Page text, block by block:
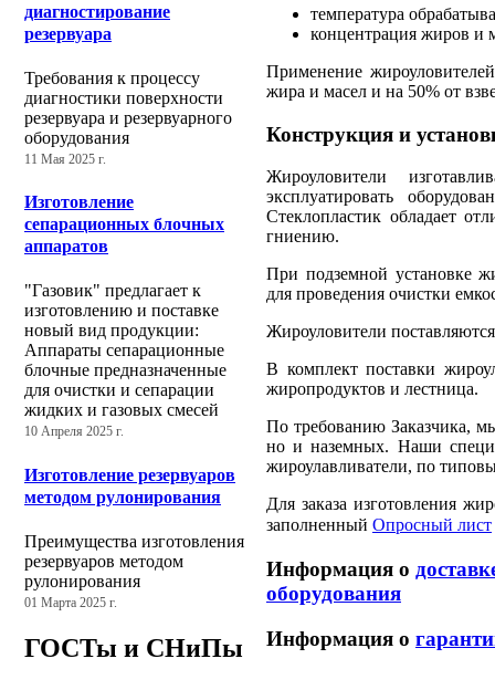
диагностирование
резервуара
Требования к процессу
диагностики поверхности
резервуара и резервуарного
оборудования
11 Мая 2025 г.
Изготовление
сепарационных блочных
аппаратов
"Газовик" предлагает к
изготовлению и поставке
новый вид продукции:
Аппараты сепарационные
блочные предназначенные
для очистки и сепарации
жидких и газовых смесей
10 Апреля 2025 г.
Изготовление резервуаров
методом рулонирования
Преимущества изготовления
резервуаров методом
рулонирования
01 Марта 2025 г.
ГОСТы и СНиПы
температура
концентрация жиров и
Применение
жира и масел и на 50% от
Конструкция и
Жироуловители
эксплуатировать
Стеклопластик обладает
гниению.
При подземной установке
для проведения очистки
Жироуловители
В комплект поставки
жиропродуктов и лестница.
По требованию Заказчика,
но и наземных. Наши
жироулавливатели, по
Для заказа изготовления
заполненный Опросный лист
Информация о
оборудования
Информация о